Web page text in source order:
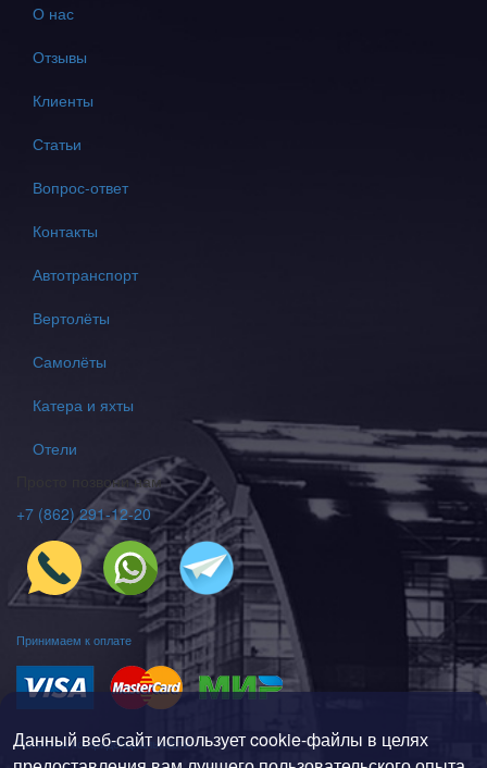
О нас
Отзывы
Клиенты
Статьи
Вопрос-ответ
Контакты
Автотранспорт
Вертолёты
Самолёты
Катера и яхты
Отели
Просто позвони нам
+7 (862) 291-12-20
Принимаем к оплате
Политика конфиденциальности
Данный веб-сайт использует cookie-файлы в целях